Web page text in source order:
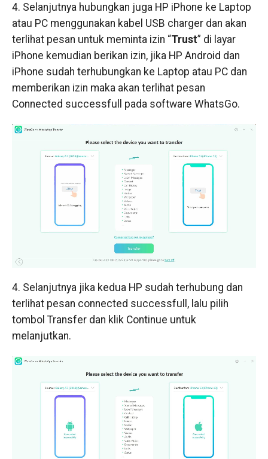
4. Selanjutnya hubungkan juga HP iPhone ke Laptop
atau PC menggunakan kabel USB charger dan akan
terlihat pesan untuk meminta izin “Trust” di layar
iPhone kemudian berikan izin, jika HP Android dan
iPhone sudah terhubungkan ke Laptop atau PC dan
memberikan izin maka akan terlihat pesan
Connected successfull pada software WhatsGo.
4. Selanjutnya jika kedua HP sudah terhubung dan
terlihat pesan connected successfull, lalu pilih
tombol Transfer dan klik Continue untuk
melanjutkan.